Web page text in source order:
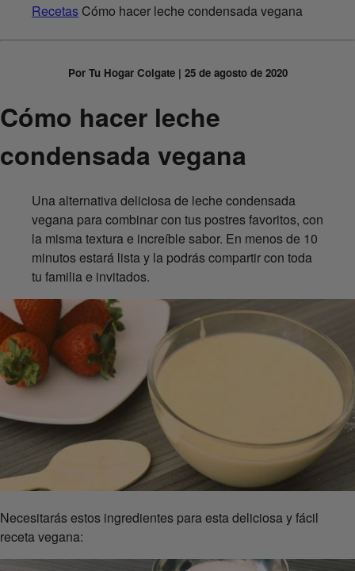
Recetas Cómo hacer leche condensada vegana
Por Tu Hogar Colgate | 25 de agosto de 2020
Cómo hacer leche
condensada vegana
Una alternativa deliciosa de leche condensada
vegana para combinar con tus postres favoritos, con
la misma textura e increíble sabor. En menos de 10
minutos estará lista y la podrás compartir con toda
tu familia e invitados.
Necesitarás estos ingredientes para esta deliciosa y fácil
receta vegana: